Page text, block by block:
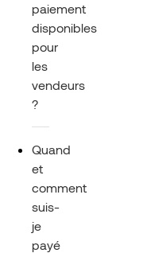
paiement
disponibles
pour
les
vendeurs
?
Quand
et
comment
suis-
je
payé